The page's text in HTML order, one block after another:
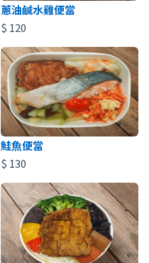
蔥油鹹水雞便當
$ 120
鮭魚便當
$ 130